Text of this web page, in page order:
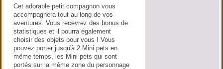
Cet adorable petit compagnon vous
accompagnera tout au long de vos
aventures. Vous recevrez des bonus de
statistiques et il pourra également
choisir des objets pour vous ! Vous
pouvez porter jusqu'à 2 Mini pets en
même temps, les Mini pets qui sont
portés sur la même zone du personnage